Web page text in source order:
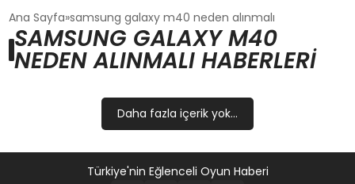
GÜNCEL
OYUN HABERLERI
EĞITIM
Ana Sayfa samsung galaxy m40 neden alınmalı
SAMSUNG GALAXY M40
NEDEN ALINMALI HABERLERI
Daha fazla içerik yok...
Türkiye'nin Eğlenceli Oyun Haberi